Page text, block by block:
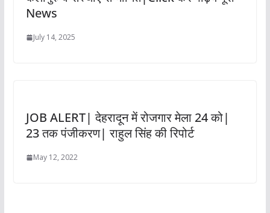
News
July 14, 2025
JOB ALERT| देहरादून में रोजगार मेला 24 को|
23 तक पंजीकरण| राहुल सिंह की रिपोर्ट
May 12, 2022